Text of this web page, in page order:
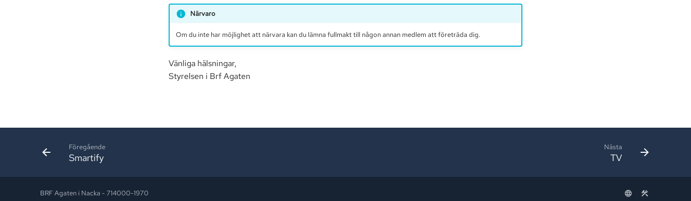
Närvaro
Om du inte har möjlighet att närvara kan du lämna fullmakt till någon annan medlem att företräda dig.
Vänliga hälsningar,
Styrelsen i Brf Agaten
Föregående
Smartify
Nästa
TV
BRF Agaten i Nacka - 714000-1970